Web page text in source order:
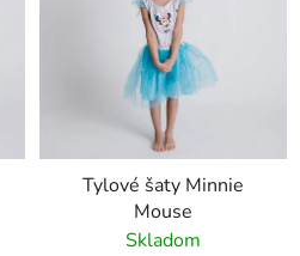
Tylové šaty Minnie
Mouse
Skladom